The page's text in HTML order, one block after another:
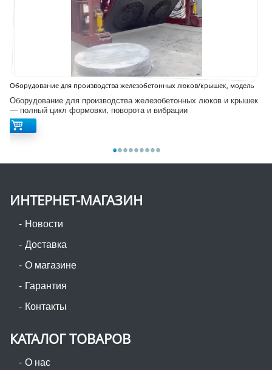
Оборудование для производства железобетонных люков/крышек, модель
Оборудование для производства железобетонных люков и крышек
— полный цикл формовки, поворота и вибрации
ИНТЕРНЕТ-МАГАЗИН
Новости
Доставка
О магазине
Гарантия
Контакты
КАТАЛОГ ТОВАРОВ
О нас